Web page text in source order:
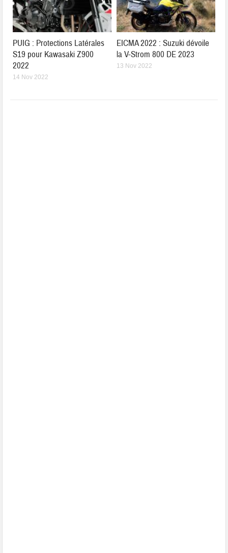
PUIG : Protections Latérales
S19 pour Kawasaki Z900
2022
14 Nov 2022
EICMA 2022 : Suzuki dévoile
la V-Strom 800 DE 2023
13 Nov 2022